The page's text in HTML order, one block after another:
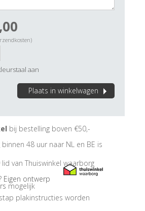
Plaats in winkelwagen
aan
bij bestelling boven €50,-
48 uur naar NL en BE is
van Thuiswinkel waarborg
Eigen ontwerp
mogelijk
plakinstructies worden